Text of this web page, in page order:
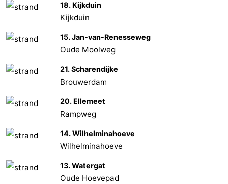
Zierikzee
-
Nature
-
Kop
-
Oranjezon
Oostkapelle
-
18. Kijkduin
Kijkduin
15. Jan-van-Renesseweg
Oude Moolweg
21. Scharendijke
Brouwerdam
20. Ellemeet
Rampweg
14. Wilhelminahoeve
Wilhelminahoeve
13. Watergat
Oude Hoevepad